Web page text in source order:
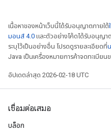
เนื้อหาของหน้าเว็บนี้ได้รับอนุญาตภายใต้
มอนส์ 4.0 และตัวอย่างโค้ดได้รับอนุญา
ระบุไว้เป็นอย่างอื่น โปรดดูรายละเอียดที่
Java เป็นเครื่องหมายการค้าจดทะเบีย
อัปเดตล่าสุด 2026-02-18 UTC
เชื่อมต่อเสมอ
บล็อก